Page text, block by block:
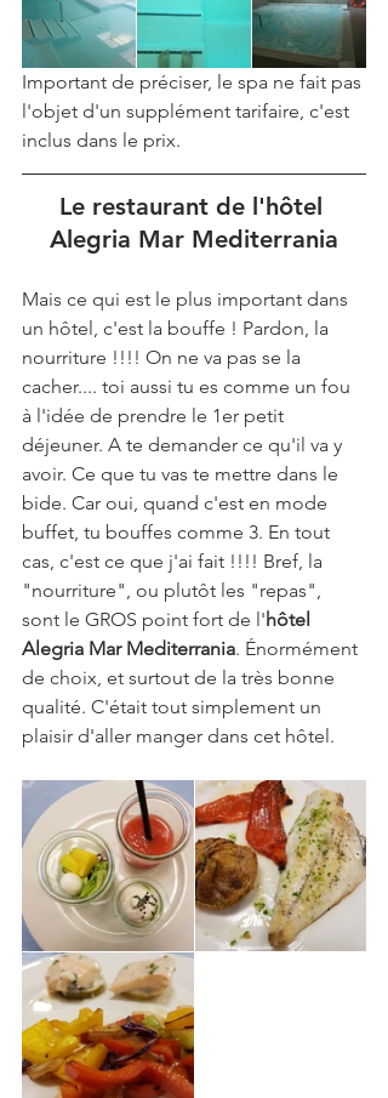
Important de préciser, le spa ne fait pas
l'objet d'un supplément tarifaire, c'est
inclus dans le prix.
Le restaurant de l'hôtel
Alegria Mar Mediterrania
Mais ce qui est le plus important dans
un hôtel, c'est la bouffe ! Pardon, la
nourriture !!!! On ne va pas se la
cacher.... toi aussi tu es comme un fou
à l'idée de prendre le 1er petit
déjeuner. A te demander ce qu'il va y
avoir. Ce que tu vas te mettre dans le
bide. Car oui, quand c'est en mode
buffet, tu bouffes comme 3. En tout
cas, c'est ce que j'ai fait !!!! Bref, la
"nourriture", ou plutôt les "repas",
sont le GROS point fort de l'hôtel
Alegria Mar Mediterrania. Énormément
de choix, et surtout de la très bonne
qualité. C'était tout simplement un
plaisir d'aller manger dans cet hôtel.